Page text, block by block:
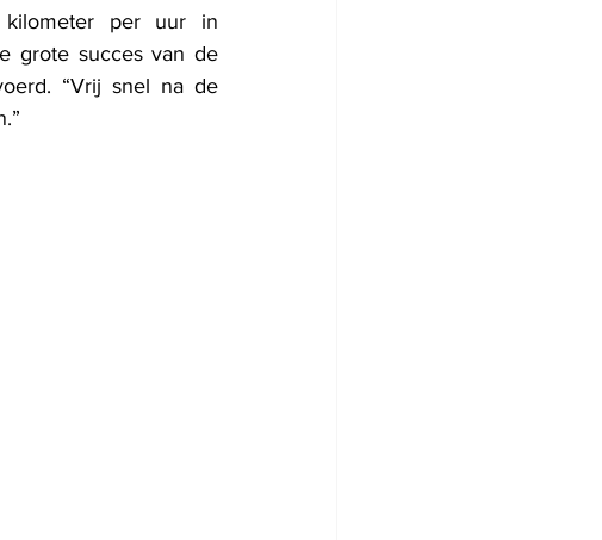
kilometer per uur in
grote succes van de
“Vrij snel na de